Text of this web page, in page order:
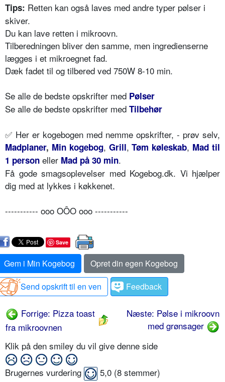
Tips: Retten kan også laves med andre typer pølser i
skiver.
Du kan lave retten i mikroovn.
Tilberedningen bliver den samme, men ingredienserne
lægges i et mikroegnet fad.
Dæk fadet til og tilbered ved 750W 8-10 min.
Se alle de bedste opskrifter med Pølser
Se alle de bedste opskrifter med Tilbehør
✅ Her er kogebogen med nemme opskrifter, - prøv selv,
Madplaner, Min kogebog, Grill,Tøm køleskab, Mad til
1 person eller Mad på 30 min.
Få gode smagsoplevelser med Kogebog.dk. Vi hjælper
dig med at lykkes i køkkenet.
----------- ooo OÔO ooo -----------
Save
Gem i Min Kogebog
Opret din egen Kogebog
Send opskrift til en ven
Feedback
Forrige: Pizza toast
fra mikroovnen
Næste: Pølse i mikroovn
med grønsager
Klik på den smiley du vil give denne side
Brugernes vurdering 5,0 (8 stemmer)